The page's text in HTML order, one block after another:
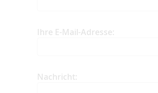
Ihre E-Mail-Adresse:
Nachricht: